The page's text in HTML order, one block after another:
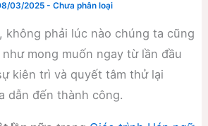
03/2025 - Chưa phân loại
không phải lúc nào chúng ta cũng
mong muốn ngay từ lần đầu
kiên trì và quyết tâm thử lại
dẫn đến thành công.